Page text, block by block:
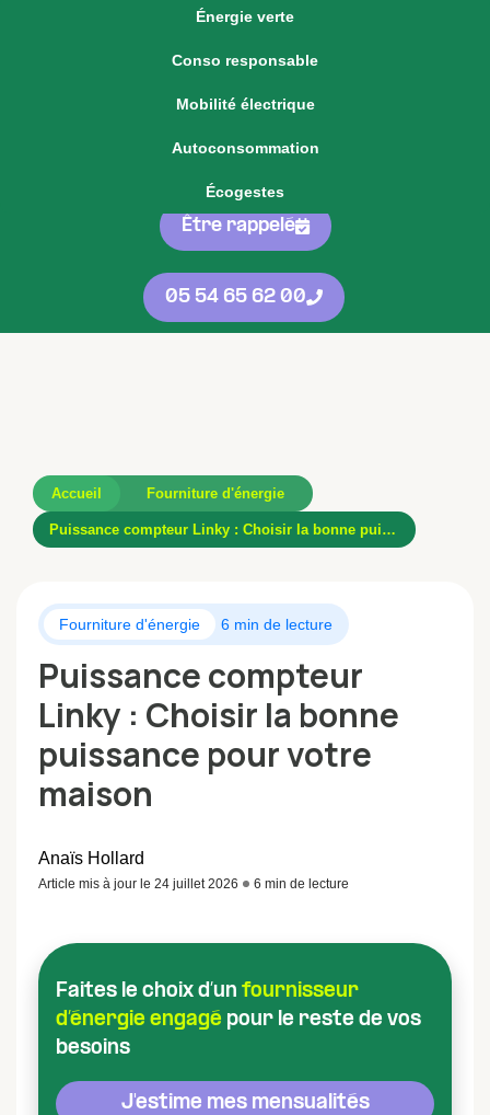
Énergie verte
Conso responsable
Mobilité électrique
Autoconsommation
Écogestes
Voir notre offre d'énergie fixe
05 54 65 62 00
Être rappelé
05 54 65 62 00
Accueil Fourniture d'énergie
Puissance compteur Linky : Choisir la bonne puissance pour votre maison
Fourniture d'énergie 6 min de lecture
Puissance compteur
Linky : Choisir la bonne
puissance pour votre
maison
Anaïs Hollard
Article mis à jour le 24 juillet 2026 6 min de lecture
Faites le choix d’un fournisseur
d’énergie engagé pour le reste de vos
besoins
J'estime mes mensualités